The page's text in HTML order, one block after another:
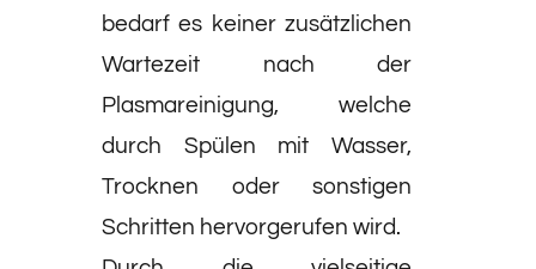
bedarf es keiner zusätzlichen
Wartezeit nach der
Plasmareinigung, welche
durch Spülen mit Wasser,
Trocknen oder sonstigen
Schritten hervorgerufen wird.